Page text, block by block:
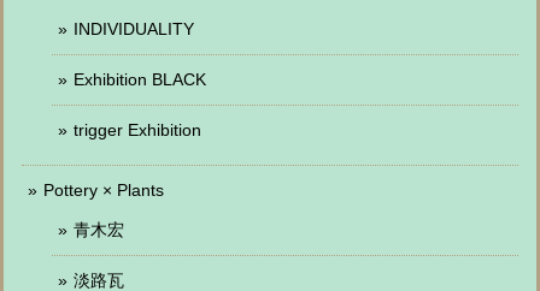
INDIVIDUALITY
Exhibition BLACK
trigger Exhibition
Pottery × Plants
青木宏
淡路瓦